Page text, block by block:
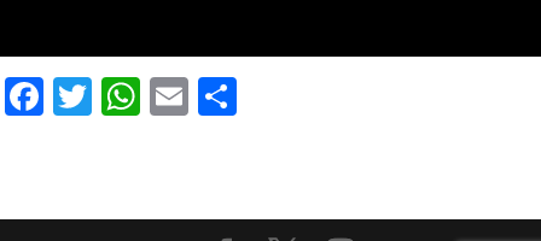
F
a
e
T
w
te
W
h
s
E
m
l g